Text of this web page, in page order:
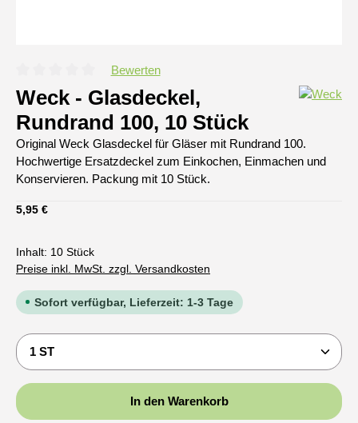
Bewerten
Weck - Glasdeckel,
Rundrand 100, 10 Stück
Original Weck Glasdeckel für Gläser mit Rundrand 100.
Hochwertige Ersatzdeckel zum Einkochen, Einmachen und
Konservieren. Packung mit 10 Stück.
Regulärer Preis:
5,95 €
Inhalt: 10 Stück
Preise inkl. MwSt. zzgl. Versandkosten
Sofort verfügbar, Lieferzeit: 1-3 Tage
Produkt Anzahl: Gib den gewünschten Wert ein
In den Warenkorb